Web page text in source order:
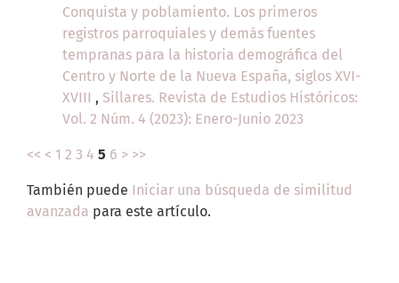
Conquista y poblamiento. Los primeros
registros parroquiales y demás fuentes
tempranas para la historia demográfica del
Centro y Norte de la Nueva España, siglos XVI-
XVIII , Sillares. Revista de Estudios Históricos:
Vol. 2 Núm. 4 (2023): Enero-Junio 2023
<< < 1 2 3 4 5 6 > >>
También puede Iniciar una búsqueda de similitud
avanzada para este artículo.